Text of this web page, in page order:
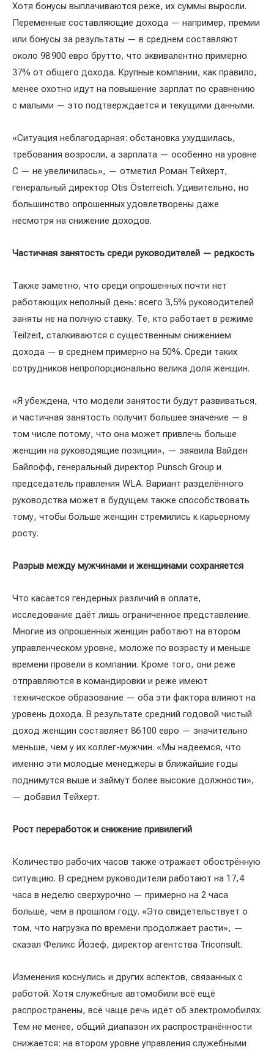
Хотя бонусы выплачиваются реже, их суммы выросли.
Переменные составляющие дохода — например, премии
или бонусы за результаты — в среднем составляют
около 98 900 евро брутто, что эквивалентно примерно
37% от общего дохода. Крупные компании, как правило,
менее охотно идут на повышение зарплат по сравнению
с малыми — это подтверждается и текущими данными.
«Ситуация неблагодарная: обстановка ухудшилась,
требования возросли, а зарплата — особенно на уровне
C — не увеличилась», — отметил Роман Тейхерт,
генеральный директор Otis Österreich. Удивительно, но
большинство опрошенных удовлетворены даже
несмотря на снижение доходов.
Частичная занятость среди руководителей — редкость
Также заметно, что среди опрошенных почти нет
работающих неполный день: всего 3,5% руководителей
заняты не на полную ставку. Те, кто работает в режиме
Teilzeit, сталкиваются с существенным снижением
дохода — в среднем примерно на 50%. Среди таких
сотрудников непропорционально велика доля женщин.
«Я убеждена, что модели занятости будут развиваться,
и частичная занятость получит большее значение — в
том числе потому, что она может привлечь больше
женщин на руководящие позиции», — заявила Вайден
Байлофф, генеральный директор Punsch Group и
председатель правления WLA. Вариант разделённого
руководства может в будущем также способствовать
тому, чтобы больше женщин стремились к карьерному
росту.
Разрыв между мужчинами и женщинами сохраняется
Что касается гендерных различий в оплате,
исследование даёт лишь ограниченное представление.
Многие из опрошенных женщин работают на втором
управленческом уровне, моложе по возрасту и меньше
времени провели в компании. Кроме того, они реже
отправляются в командировки и реже имеют
техническое образование — оба эти фактора влияют на
уровень дохода. В результате средний годовой чистый
доход женщин составляет 86 100 евро — значительно
меньше, чем у их коллег-мужчин. «Мы надеемся, что
именно эти молодые менеджеры в ближайшие годы
поднимутся выше и займут более высокие должности»,
— добавил Тейхерт.
Рост переработок и снижение привилегий
Количество рабочих часов также отражает обострённую
ситуацию. В среднем руководители работают на 17,4
часа в неделю сверхурочно — примерно на 2 часа
больше, чем в прошлом году. «Это свидетельствует о
том, что нагрузка по времени продолжает расти», —
сказал Феликс Йозеф, директор агентства Triconsult.
Изменения коснулись и других аспектов, связанных с
работой. Хотя служебные автомобили всё ещё
распространены, всё чаще речь идёт об электромобилях.
Тем не менее, общий диапазон их распространённости
снижается: на втором уровне управления служебными